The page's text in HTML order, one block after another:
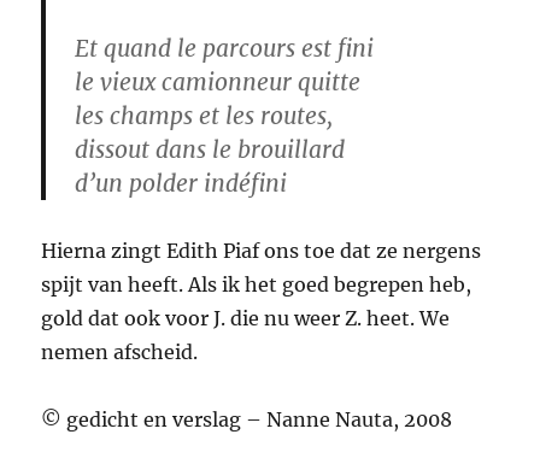
Et quand le parcours est fini
le vieux camionneur quitte
les champs et les routes,
dissout dans le brouillard
d’un polder indéfini
Hierna zingt Edith Piaf ons toe dat ze nergens
spijt van heeft. Als ik het goed begrepen heb,
gold dat ook voor J. die nu weer Z. heet. We
nemen afscheid.
© gedicht en verslag – Nanne Nauta, 2008